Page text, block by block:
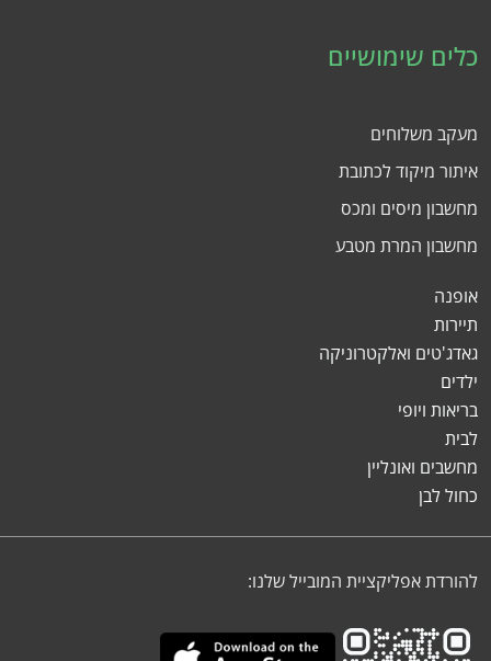
כלים שימושיים
מעקב משלוחים
איתור מיקוד לכתובת
מחשבון מיסים ומכס
מחשבון המרת מטבע
אופנה
תיירות
גאדג'טים ואלקטרוניקה
ילדים
בריאות ויופי
לבית
מחשבים ואונליין
כחול לבן
להורדת אפליקציית המובייל שלנו: